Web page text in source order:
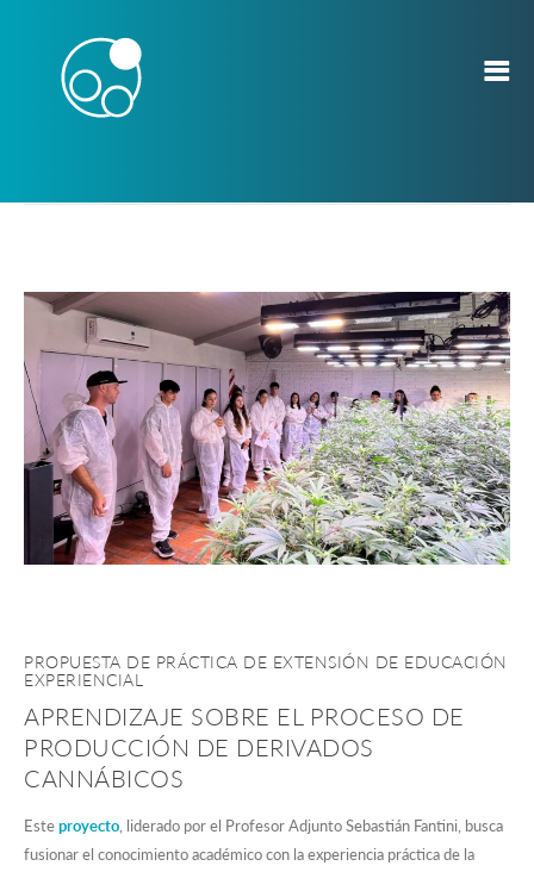
PROPUESTA DE PRÁCTICA DE EXTENSIÓN DE EDUCACIÓN
EXPERIENCIAL
APRENDIZAJE SOBRE EL PROCESO DE
PRODUCCIÓN DE DERIVADOS
CANNÁBICOS
Esteproyecto, liderado por el Profesor Adjunto Sebastián Fantini, busca
fusionar el conocimiento académico con la experiencia práctica de la